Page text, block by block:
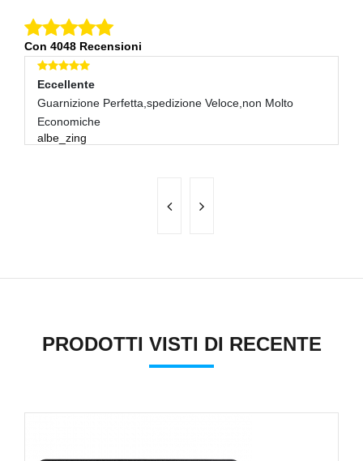
Con 4048 Recensioni
Eccellente
Guarnizione Perfetta,spedizione Veloce,non Molto
Economiche
albe_zing
PRODOTTI VISTI DI RECENTE